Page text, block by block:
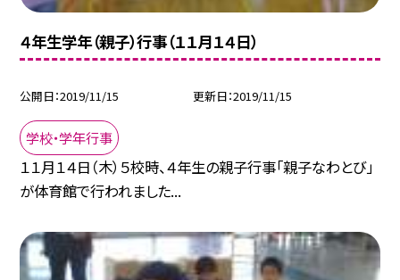
４年生学年（親子）行事（１１月１４日）
公開日 2019/11/15 更新日 2019/11/15
学校・学年行事
１１月１４日（木）５校時、４年生の親子行事「親子なわとび」
が体育館で行われました...